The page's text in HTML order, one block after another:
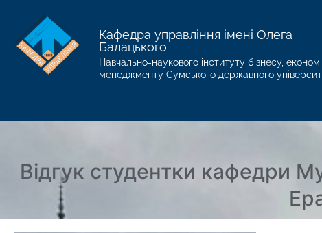
Кафедра управління імені Олега
Балацького
Навчально-наукового інституту бізнесу,
менеджменту Сумського державного
Відгук студентки кафедри